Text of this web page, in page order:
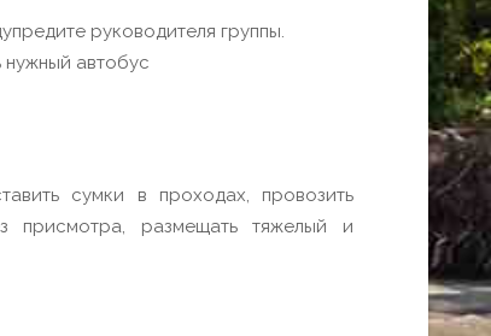
руководителя группы.
нужный автобус
сумки в проходах, провозить
присмотра, размещать тяжелый и